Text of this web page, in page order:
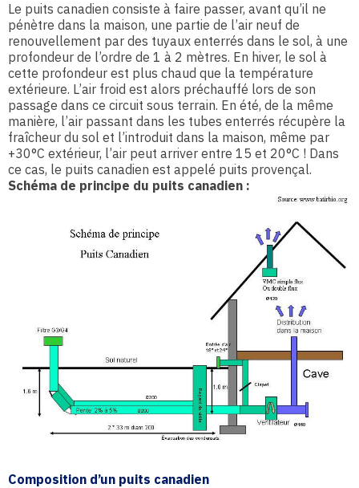
Le puits canadien consiste à faire passer, avant qu’il ne
pénètre dans la maison, une partie de l’air neuf de
renouvellement par des tuyaux enterrés dans le sol, à une
profondeur de l’ordre de 1 à 2 mètres. En hiver, le sol à
cette profondeur est plus chaud que la température
extérieure. L’air froid est alors préchauffé lors de son
passage dans ce circuit sous terrain. En été, de la même
manière, l’air passant dans les tubes enterrés récupère la
fraîcheur du sol et l’introduit dans la maison, même par
+30°C extérieur, l’air peut arriver entre 15 et 20°C ! Dans
ce cas, le puits canadien est appelé puits provençal.
Schéma de principe du puits canadien :
Composition d’un puits canadien